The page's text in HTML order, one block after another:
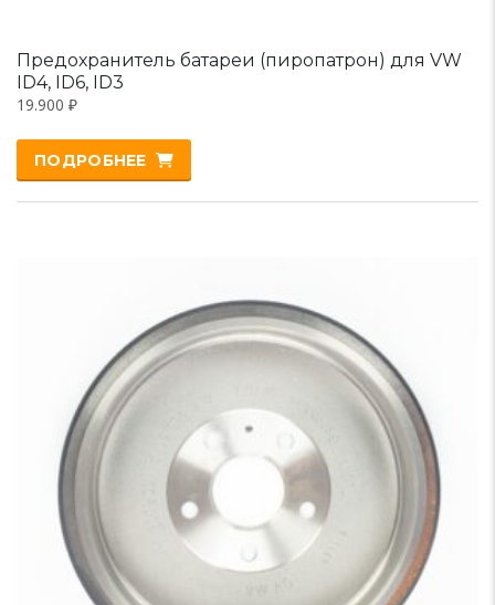
Предохранитель батареи (пиропатрон) для VW
ID4, ID6, ID3
19.900 ₽
ПОДРОБНЕЕ